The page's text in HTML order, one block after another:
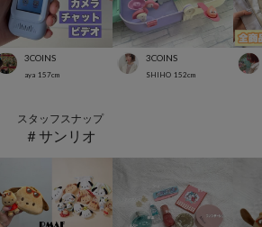
3COINS
aya 157cm
3COINS
SHIHO 152cm
スタッフスナップ
＃サンリオ